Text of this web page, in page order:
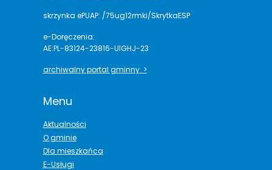
skrzynka ePUAP: /75ug12rmki/SkrytkaESP
e-Doręczenia:
AE:PL-83124-23816-UIGHJ-23
archiwalny portal gminny >
Menu
Aktualności
O gminie
Dla mieszkańca
E-Usługi